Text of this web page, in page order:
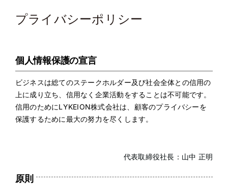
プライバシーポリシー
個人情報保護の宣言
ビジネスは総てのステークホルダー及び社会全体との信用の
上に成り立ち、信用なく企業活動をすることは不可能です。
信用のためにLYKEION株式会社は、顧客のプライバシーを
保護するために最大の努力を尽くします。
代表取締役社長：山中 正明
原則